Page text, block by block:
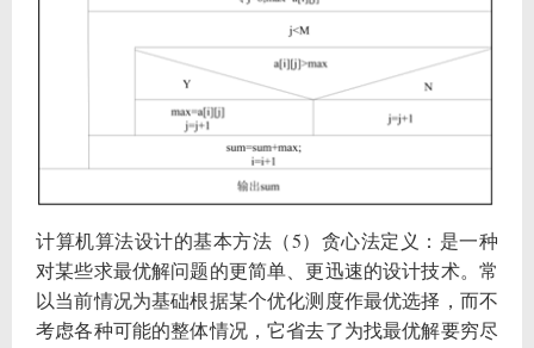
计算机算法设计的基本方法（5）贪心法定义：是一种
对某些求最优解问题的更简单、更迅速的设计技术。常
以当前情况为基础根据某个优化测度作最优选择，而不
考虑各种可能的整体情况，它省去了为找最优解要穷尽